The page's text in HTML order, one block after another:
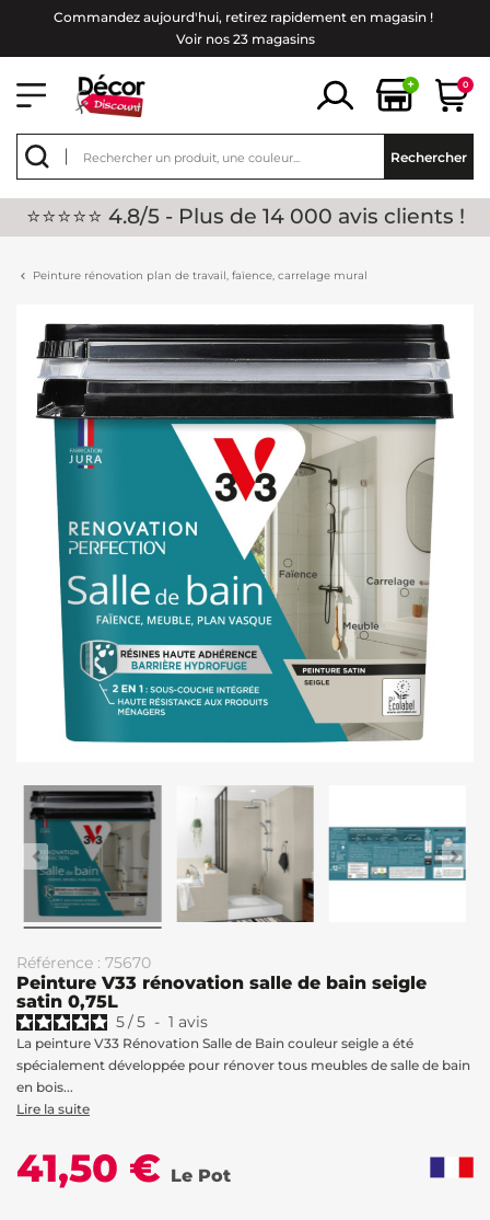
Commandez aujourd'hui, retirez rapidement en magasin !
Voir nos 23 magasins
+ 0
Rechercher
⭐⭐⭐⭐⭐ 4.8/5 - Plus de 14 000 avis clients !
Peinture rénovation plan de travail, faïence, carrelage mural
Référence : 75670
Peinture V33 rénovation salle de bain seigle
satin 0,75L
5/5 - 1 avis
La peinture V33 Rénovation Salle de Bain couleur seigle a été
spécialement développée pour rénover tous meubles de salle de bain
en bois...
Lire la suite
41,50 € Le Pot